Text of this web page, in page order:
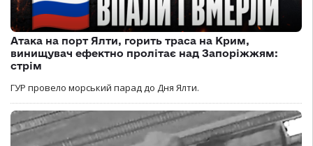
Атака на порт Ялти, горить траса на Крим,
винищувач ефектно пролітає над Запоріжжям:
стрім
ГУР провело морський парад до Дня Ялти.